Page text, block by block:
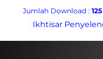
Jumlah Download :125